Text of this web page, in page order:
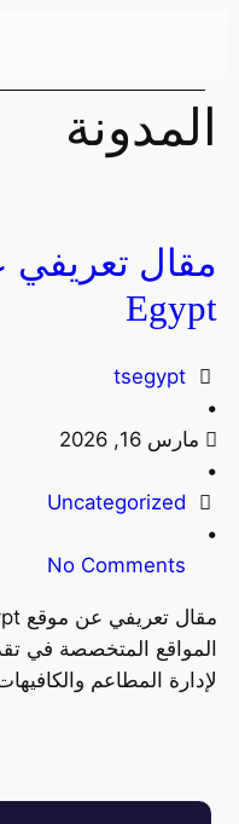
المدونة
Egypt
tsegypt
•
مارس 16, 2026
•
Uncategorized
•
No Comments
المواقع المتخصصة في
لإدارة المطاعم